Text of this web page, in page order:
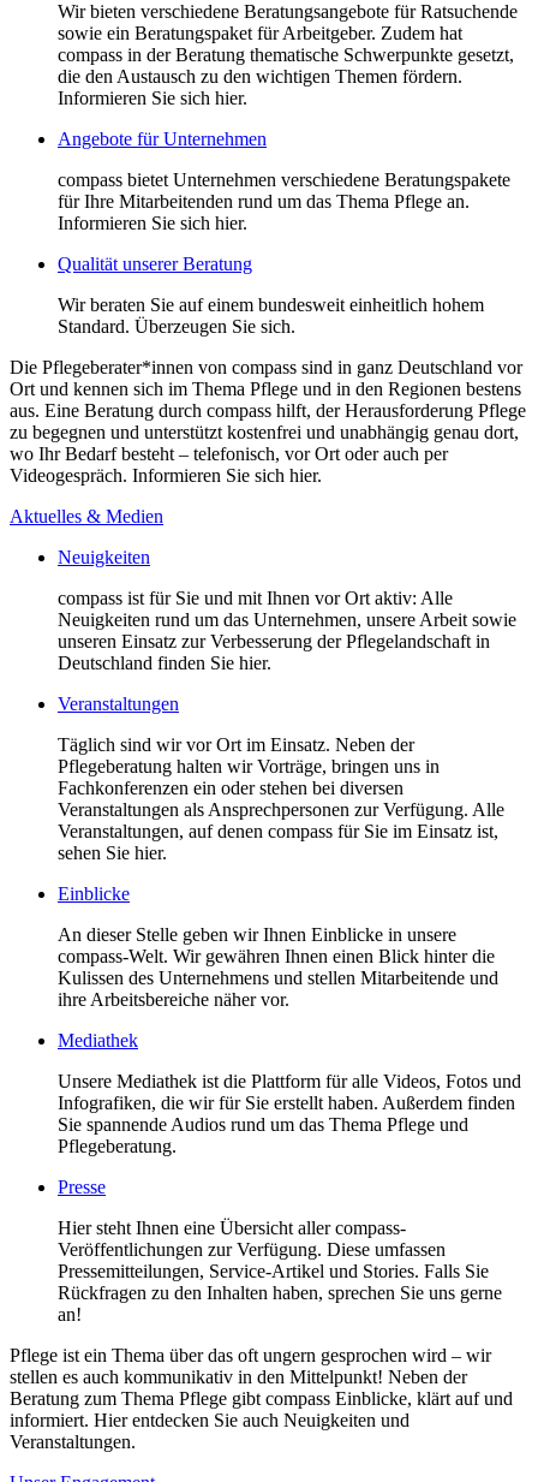
Wir bieten verschiedene Beratungsangebote für Ratsuchende
sowie ein Beratungspaket für Arbeitgeber. Zudem hat
compass in der Beratung thematische Schwerpunkte gesetzt,
die den Austausch zu den wichtigen Themen fördern.
Informieren Sie sich hier.
Angebote für Unternehmen
compass bietet Unternehmen verschiedene Beratungspakete
für Ihre Mitarbeitenden rund um das Thema Pflege an.
Informieren Sie sich hier.
Qualität unserer Beratung
Wir beraten Sie auf einem bundesweit einheitlich hohem
Standard. Überzeugen Sie sich.
Die Pflegeberater*innen von compass sind in ganz Deutschland vor
Ort und kennen sich im Thema Pflege und in den Regionen bestens
aus. Eine Beratung durch compass hilft, der Herausforderung Pflege
zu begegnen und unterstützt kostenfrei und unabhängig genau dort,
wo Ihr Bedarf besteht – telefonisch, vor Ort oder auch per
Videogespräch. Informieren Sie sich hier.
Aktuelles & Medien
Neuigkeiten
compass ist für Sie und mit Ihnen vor Ort aktiv: Alle
Neuigkeiten rund um das Unternehmen, unsere Arbeit sowie
unseren Einsatz zur Verbesserung der Pflegelandschaft in
Deutschland finden Sie hier.
Veranstaltungen
Täglich sind wir vor Ort im Einsatz. Neben der
Pflegeberatung halten wir Vorträge, bringen uns in
Fachkonferenzen ein oder stehen bei diversen
Veranstaltungen als Ansprechpersonen zur Verfügung. Alle
Veranstaltungen, auf denen compass für Sie im Einsatz ist,
sehen Sie hier.
Einblicke
An dieser Stelle geben wir Ihnen Einblicke in unsere
compass-Welt. Wir gewähren Ihnen einen Blick hinter die
Kulissen des Unternehmens und stellen Mitarbeitende und
ihre Arbeitsbereiche näher vor.
Mediathek
Unsere Mediathek ist die Plattform für alle Videos, Fotos und
Infografiken, die wir für Sie erstellt haben. Außerdem finden
Sie spannende Audios rund um das Thema Pflege und
Pflegeberatung.
Presse
Hier steht Ihnen eine Übersicht aller compass-
Veröffentlichungen zur Verfügung. Diese umfassen
Pressemitteilungen, Service-Artikel und Stories. Falls Sie
Rückfragen zu den Inhalten haben, sprechen Sie uns gerne
an!
Pflege ist ein Thema über das oft ungern gesprochen wird – wir
stellen es auch kommunikativ in den Mittelpunkt! Neben der
Beratung zum Thema Pflege gibt compass Einblicke, klärt auf und
informiert. Hier entdecken Sie auch Neuigkeiten und
Veranstaltungen.